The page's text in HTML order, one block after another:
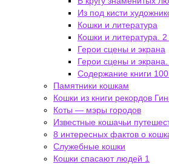
Из под кисти
Кошки и литература
Кошки и литература. 2
Герои сцены и экрана
Герои сцены и экрана.
Содержание книги
Памятники кошкам
Кошки из книги рекордов
Коты — мэры городов
Известные кошачьи
8 интересных фактов о
Служебные кошки
Кошки спасают людей 1